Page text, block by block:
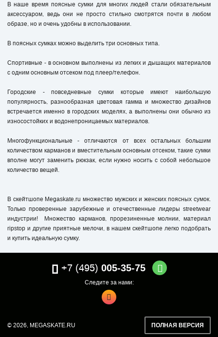
В наше время поясные сумки для многих людей стали обязательным
аксессуаром, ведь они не просто стильно смотрятся почти в любом
образе, но и очень удобны в использовании.
В поясных сумках можно выделить три основных типа.
Спортивные - в основном выполнены из легких и дышащих материалов
с одним основным отсеком под плеер/телефон.
Городские - повседневные сумки которые имеют наибольшую
популярность, разнообразная цветовая гамма и множество дизайнов
встречается именно в городских моделях, а выполнены они обычно из
износостойких и водонепроницаемых материалов.
Многофункциональные - отличаются от всех остальных большим
количеством карманов и вместительным основным отсеком, такие сумки
вполне могут заменить рюкзак, если нужно носить с собой небольшое
количество вещей.
В скейтшопе Megaskate.ru множество мужских и женских поясных сумок.
Только проверенные зарубежные и отечественные лидеры streetwear
индустрии! Множество карманов, прорезиненные молнии, материал
ripstop и другие приятные мелочи, в нашем скейтшопе легко подобрать
и купить идеальную сумку.
+7 (495) 005-35-75
Следите за нами:
© 2026, MEGASKATE.RU ПОЛНАЯ ВЕРСИЯ